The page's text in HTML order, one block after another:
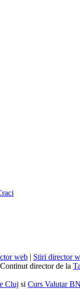
web | Stiri director
director de la
Cluj si Curs Valutar